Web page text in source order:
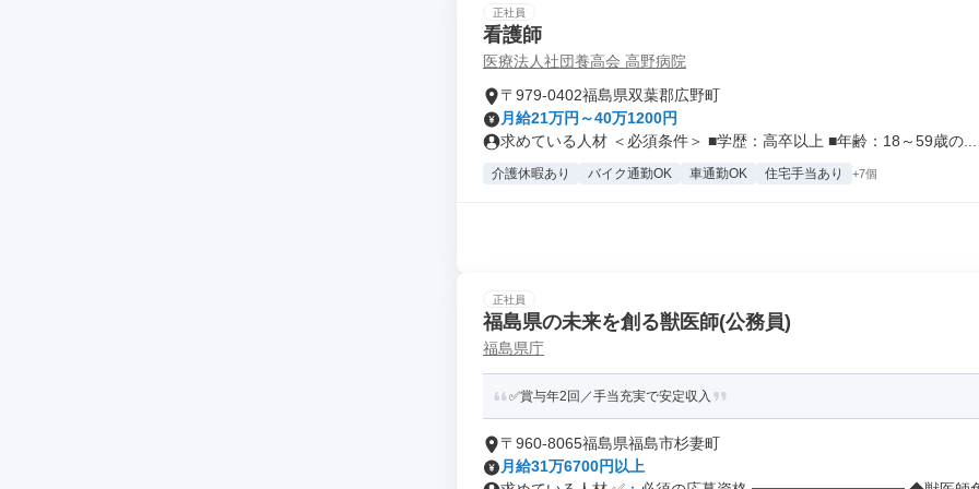
正社員
看護師
医療法人社団養高会 高野病院
〒979-0402福島県双葉郡広野町
月給21万円～40万1200円
求めている人材 ＜必須条件＞ ■学歴：高卒以上 ■年齢：18～59歳の...
介護休暇あり バイク通勤OK 車通勤OK 住宅手当あり +7個
正社員
福島県の未来を創る獣医師(公務員)
福島県庁
✅賞与年2回／手当充実で安定収入
〒960-8065福島県福島市杉妻町
月給31万6700円以上